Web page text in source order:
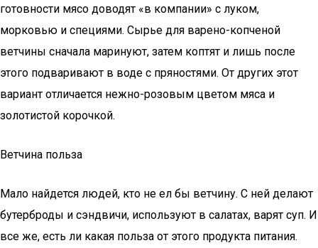
готовности мясо доводят «в компании» с луком,
морковью и специями. Сырье для варено-копченой
ветчины сначала маринуют, затем коптят и лишь после
этого подваривают в воде с пряностями. От других этот
вариант отличается нежно-розовым цветом мяса и
золотистой корочкой.
Ветчина польза
Мало найдется людей, кто не ел бы ветчину. С ней делают
бутерброды и сэндвичи, используют в салатах, варят суп. И
все же, есть ли какая польза от этого продукта питания.